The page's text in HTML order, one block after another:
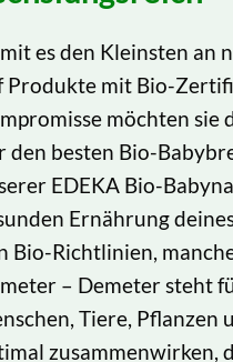
es den Kleinsten an
Produkte mit Bio-
möchten sie
den besten Bio-
EDEKA Bio-
Ernährung
Bio-Richtlinien,
– Demeter steht
Tiere,
zusammenwirken,